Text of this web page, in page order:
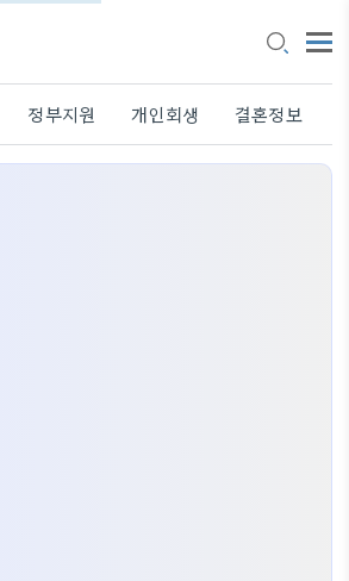
정부지원 개인회생 결혼정보